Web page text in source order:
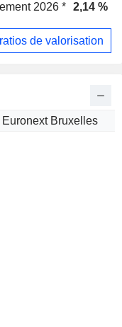
2026 * 2,14 %
de valorisation